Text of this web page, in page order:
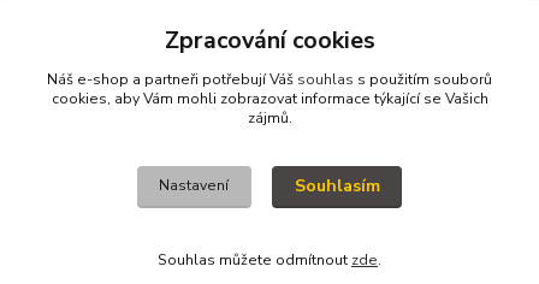
pavek@janpavek.com
VŠECHNY VÝROBKY V TOMTO ESHOPU JSOU VYRÁBĚNY NA ZAKÁZKU a
KOPYRAJT ORAJT! (c)2015-2022
Zpracování cookies
Náš e-shop a partneři potřebují Váš souhlas s použitím souborů
cookies, aby Vám mohli zobrazovat informace týkající se Vašich
zájmů.
Nastavení Souhlasím
Souhlas můžete odmítnout zde.